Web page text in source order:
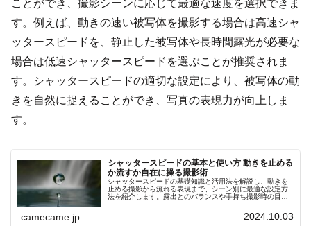
ことができ、撮影シーンに応じて最適な速度を選択できま
す。例えば、動きの速い被写体を撮影する場合は高速シャ
ッタースピードを、静止した被写体や長時間露光が必要な
場合は低速シャッタースピードを選ぶことが推奨されま
す。シャッタースピードの適切な設定により、被写体の動
きを自然に捉えることができ、写真の表現力が向上しま
す。
シャッタースピードの基本と使い方 動きを止める
か流すか自在に操る撮影術
シャッタースピードの基礎知識と活用法を解説し、動きを
止める撮影から流れる表現まで、シーン別に最適な設定方
法を紹介します。露出とのバランスや手持ち撮影時の目安
camecame.jp 2024.10.03